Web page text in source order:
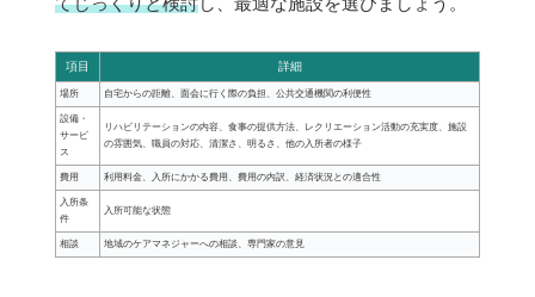
項目 詳細
場所 自宅からの距離、面会に行く際の負担、公共交通機関の利便性
設備・
サービ
ス
リハビリテーションの内容、食事の提供方法、レクリエーション活動の充実度、施設
の雰囲気、職員の対応、清潔さ、明るさ、他の入所者の様子
費用 利用料金、入所にかかる費用、費用の内訳、経済状況との適合性
入所条
件
入所可能な状態
相談 地域のケアマネジャーへの相談、専門家の意見